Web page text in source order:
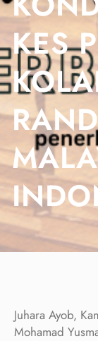
KES
Juhara Ayob,
Mohamad